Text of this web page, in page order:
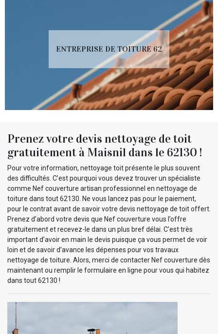
ENTREPRISE DE TOITURE 62
Prenez votre devis nettoyage de toit
gratuitement à Maisnil dans le 62130 !
Pour votre information, nettoyage toit présente le plus souvent
des difficultés. C’est pourquoi vous devez trouver un spécialiste
comme Nef couverture artisan professionnel en nettoyage de
toiture dans tout 62130. Ne vous lancez pas pour le paiement,
pour le contrat avant de savoir votre devis nettoyage de toit offert.
Prenez d’abord votre devis que Nef couverture vous l’offre
gratuitement et recevez-le dans un plus bref délai. C’est très
important d’avoir en main le devis puisque ça vous permet de voir
loin et de savoir d’avance les dépenses pour vos travaux
nettoyage de toiture. Alors, merci de contacter Nef couverture dès
maintenant ou remplir le formulaire en ligne pour vous qui habitez
dans tout 62130 !